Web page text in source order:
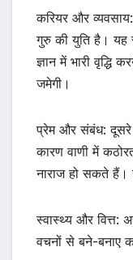
करियर और
गुरु की युति है। यह
ज्ञान में भारी वृद्धि
जमेगी।
प्रेम और संबंध:
कारण वाणी में
नाराज हो सकते
स्वास्थ्य और
वचनों से बने-बनाए